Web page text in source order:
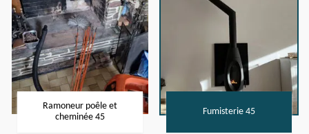
Ramoneur poêle et
cheminée 45
Fumisterie 45